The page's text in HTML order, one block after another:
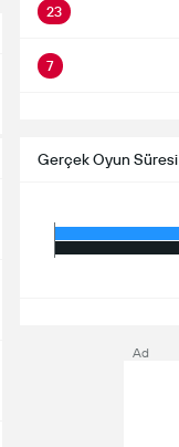
23
7
Gerçek Oyun Süresi
Ad